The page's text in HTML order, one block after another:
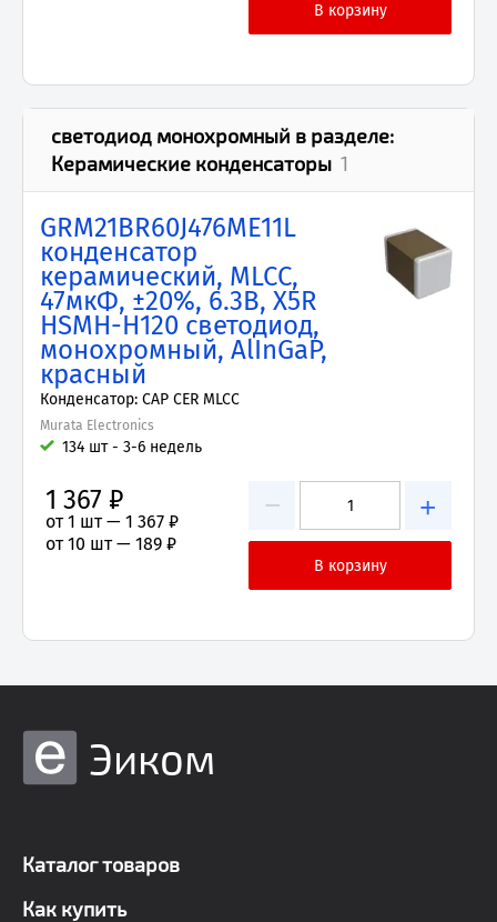
светодиод монохромный в разделе:
Керамические конденсаторы 1
GRM21BR60J476ME11L
конденсатор
керамический, MLCC,
47мкФ, ±20%, 6.3В, X5R
HSMH-H120 светодиод,
монохромный, AlInGaP,
красный
Конденсатор: CAP CER MLCC
Murata Electronics
134 шт - 3-6 недель
− +
1 367 ₽
от 1 шт — 1 367 ₽
от 10 шт — 189 ₽
Эиком
Каталог товаров
Как купить